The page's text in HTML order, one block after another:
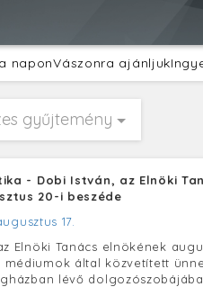
naponVászonra ajánljuk
gyűjtemény
- Dobi István, az Elnöki
20-i beszéde
17.
Elnöki Tanács elnökének
médiumok által közvetített
lévő